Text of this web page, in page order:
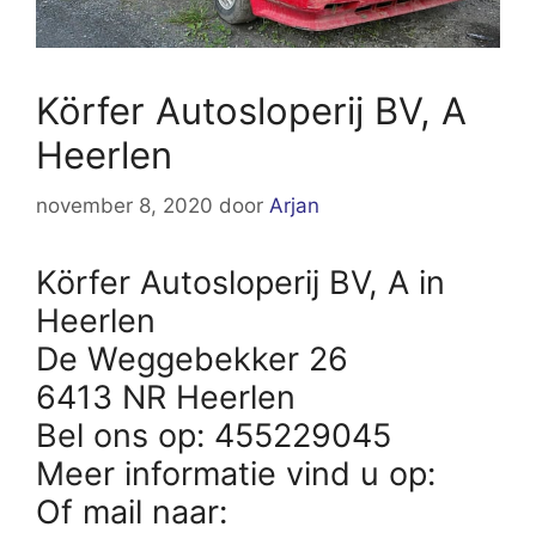
Körfer Autosloperij BV, A
Heerlen
november 8, 2020 door Arjan
Körfer Autosloperij BV, A in
Heerlen
De Weggebekker 26
6413 NR Heerlen
Bel ons op: 455229045
Meer informatie vind u op:
Of mail naar: